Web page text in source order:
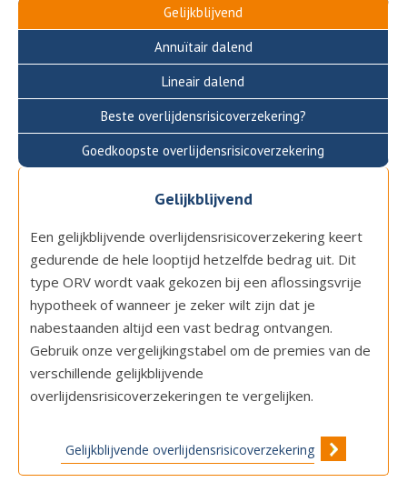
Gelijkblijvend
Annuïtair dalend
Lineair dalend
Beste overlijdensrisicoverzekering?
Goedkoopste overlijdensrisicoverzekering
Gelijkblijvend
Een gelijkblijvende overlijdensrisicoverzekering keert
gedurende de hele looptijd hetzelfde bedrag uit. Dit
type ORV wordt vaak gekozen bij een aflossingsvrije
hypotheek of wanneer je zeker wilt zijn dat je
nabestaanden altijd een vast bedrag ontvangen.
Gebruik onze vergelijkingstabel om de premies van de
verschillende gelijkblijvende
overlijdensrisicoverzekeringen te vergelijken.
Gelijkblijvende overlijdensrisicoverzekering